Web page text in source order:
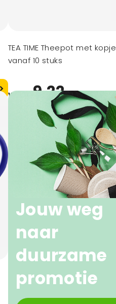
TEA TIME Theepot met kopje
vanaf 10 stuks
vanaf 9,22
Jouw weg
naar
duurzame
promotie